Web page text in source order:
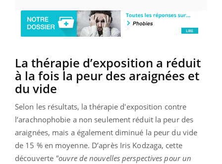
La thérapie d’exposition a réduit
à la fois la peur des araignées et
du vide
Selon les résultats, la thérapie d'exposition contre
l’arachnophobie a non seulement réduit la peur des
araignées, mais a également diminué la peur du vide
de 15 % en moyenne. D’après Iris Kodzaga, cette
découverte "ouvre de nouvelles perspectives pour un